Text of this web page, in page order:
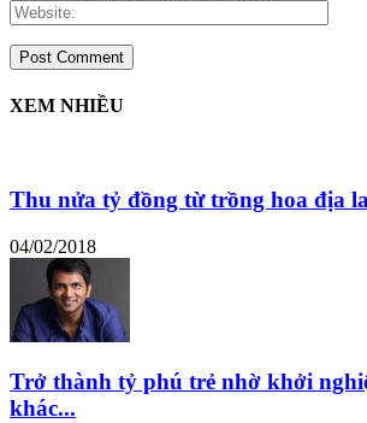
XEM NHIỀU
Thu nửa tỷ đồng từ trồng hoa địa
04/02/2018
Trở thành tỷ phú trẻ nhờ khởi
khác...